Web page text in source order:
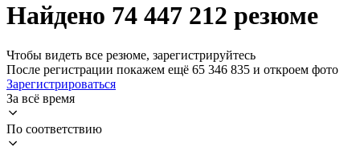
Найдено 74 447 212 резюме
Чтобы видеть все резюме, зарегистрируйтесь
После регистрации покажем ещё 65 346 835 и откроем фото
Зарегистрироваться
За всё время
По соответствию